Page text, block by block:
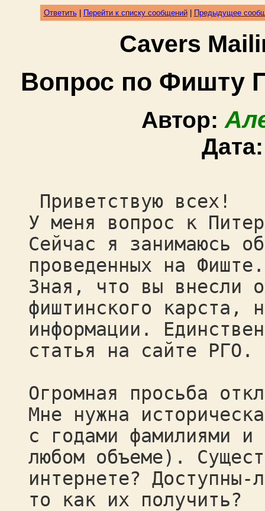
Ответить| Перейти к списку сообщений| Предыдущее
Cavers
Вопрос по Фишту
Автор:
Приветствую всех!
У меня вопрос к
Сейчас я занимаюсь
проведенных на Фиште.
Зная, что вы внесли
фиштинского карста,
информации.
статья на сайте РГО.
Огромная просьба
Мне нужна
с годами фамилиями и
любом объеме).
интернете?
то как их получить?